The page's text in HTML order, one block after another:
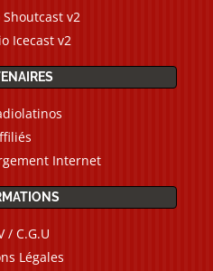
v2
Icecast v2
Internet
/ C.G.U
Légales